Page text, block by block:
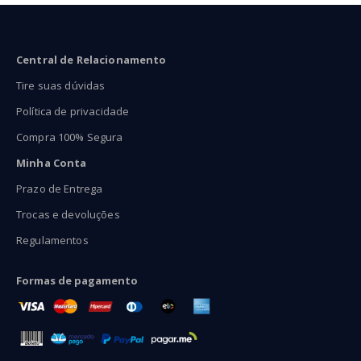
Central de Relacionamento
Tire suas dúvidas
Política de privacidade
Compra 100% Segura
Minha Conta
Prazo de Entrega
Trocas e devoluções
Regulamentos
Formas de pagamento